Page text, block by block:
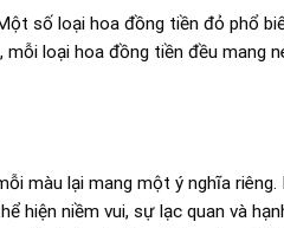
số loại hoa đồng tiền đỏ phổ
loại hoa đồng tiền đều mang
màu lại mang một ý nghĩa
hiện niềm vui, sự lạc quan và